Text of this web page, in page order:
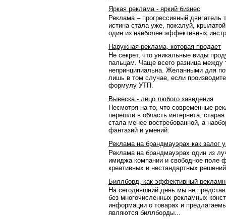
Яркая реклама - яркий бизнес
Реклама – прогрессивный двигатель
истина стала уже, пожалуй,
один из наиболее эффективных
Наружная реклама, которая продает
Не секрет, что уникальные виды
пальцам. Чаще всего разница между
непринципиальна. Желанными для
лишь в том случае, если
формулу УТП.
Вывеска - лицо любого заведения
Несмотря на то, что современные
перешли в область интернета,
стала менее востребованной, а
фантазий и умений.
Реклама на брандмауэрах как залог
Реклама на брандмауэрах один из
имиджа компании и свободное поле
креативных и нестандартных
Биллборд, как эффективный
На сегодняшний день мы не
без многочисленных рекламных
информации о товарах и
являются биллборды...